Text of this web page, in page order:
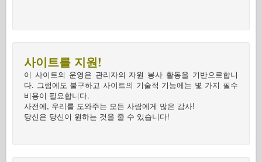
사이트를 지원!
이 사이트의 운영은 관리자의 자원 봉사 활동을 기반으로합니
다. 그럼에도 불구하고 사이트의 기술적 기능에는 몇 가지 필수
비용이 필요합니다.
사전에, 우리를 도와주는 모든 사람에게 많은 감사!
당신은 당신이 원하는 것을 줄 수 있습니다!